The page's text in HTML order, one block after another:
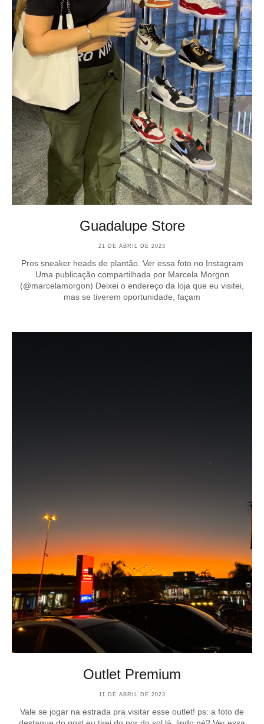
Guadalupe Store
21 DE ABRIL DE 2023
Pros sneaker heads de plantão. Ver essa foto no Instagram
Uma publicação compartilhada por Marcela Morgon
(@marcelamorgon) Deixei o endereço da loja que eu visitei,
mas se tiverem oportunidade, façam
Outlet Premium
11 DE ABRIL DE 2023
Vale se jogar na estrada pra visitar esse outlet! ps: a foto de